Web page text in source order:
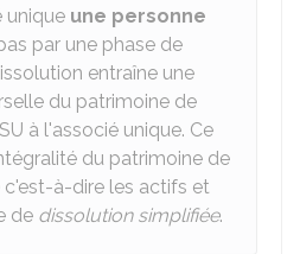
unique une personne
par une phase de
entraîne une
du patrimoine de
à l'associé unique. Ce
du patrimoine de
à-dire les actifs et
de dissolution simplifiée.